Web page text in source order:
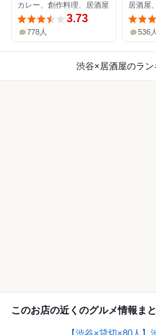
カレー、創作料理、居酒屋
3.73
778人
居酒屋
536人
渋谷×居酒屋のラン
このお店の近くのグルメ情報ま